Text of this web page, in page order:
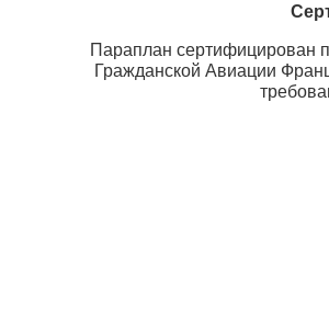
Параплан сертифицирован
Гражданской Авиации